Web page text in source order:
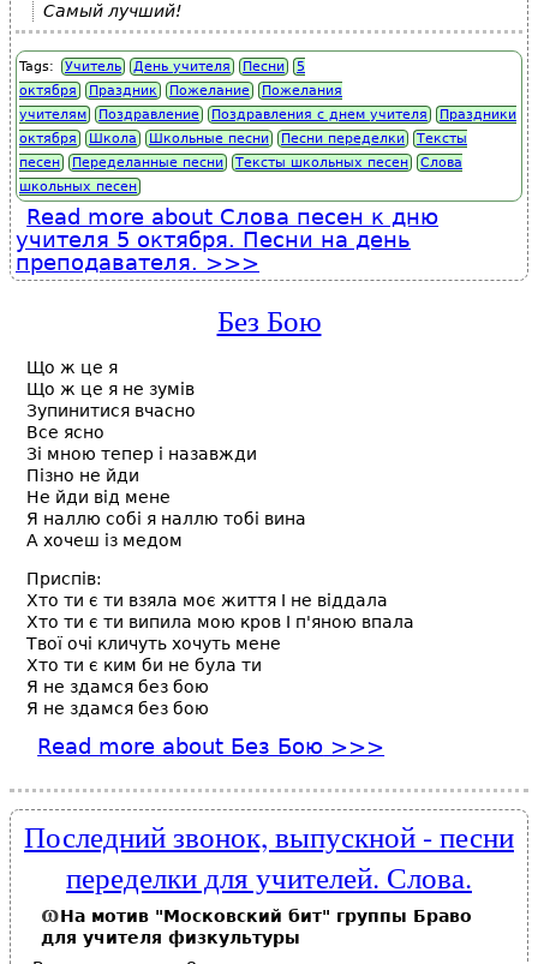
Самый лучший!
Tags: Учитель День учителя Песни
5
октября
Праздник Пожелание
Пожелания
учителям
Поздравление Поздравления с днем учителя
Праздники
октября
Школа Школьные песни Песни переделки
Тексты
песен
Переделанные песни Тексты школьных песен
Слова
школьных песен
Read more about Слова песен к дню
учителя 5 октября. Песни на день
преподавателя.
Без Бою
Що ж це я
Що ж це я не зумів
Зупинитися вчасно
Все ясно
Зі мною тепер і назавжди
Пізно не йди
Не йди від мене
Я наллю собі я наллю тобі вина
А хочеш із медом
Приспів:
Хто ти є ти взяла моє життя І не віддала
Хто ти є ти випила мою кров І п'яною впала
Твої очі кличуть хочуть мене
Хто ти є ким би не була ти
Я не здамся без бою
Я не здамся без бою
Read more about Без Бою
Последний звонок, выпускной - песни
переделки для учителей. Слова.
На мотив "Московский бит" группы Браво
для учителя физкультуры